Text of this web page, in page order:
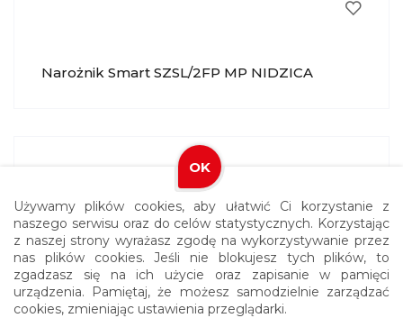
Narożnik Smart SZSL/2FP MP NIDZICA
Używamy plików cookies, aby ułatwić Ci korzystanie z
naszego serwisu oraz do celów statystycznych. Korzystając
z naszej strony wyrażasz zgodę na wykorzystywanie przez
nas plików cookies. Jeśli nie blokujesz tych plików, to
zgadzasz się na ich użycie oraz zapisanie w pamięci
urządzenia. Pamiętaj, że możesz samodzielnie zarządzać
cookies, zmieniając ustawienia przeglądarki.
OK